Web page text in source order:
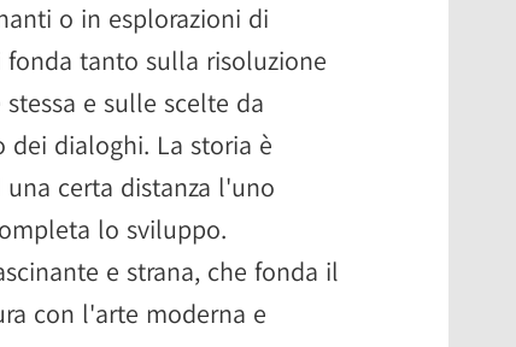
o in esplorazioni di
tanto sulla risoluzione
e sulle scelte da
dialoghi. La storia è
certa distanza l'uno
lo sviluppo.
e strana, che fonda il
con l'arte moderna e